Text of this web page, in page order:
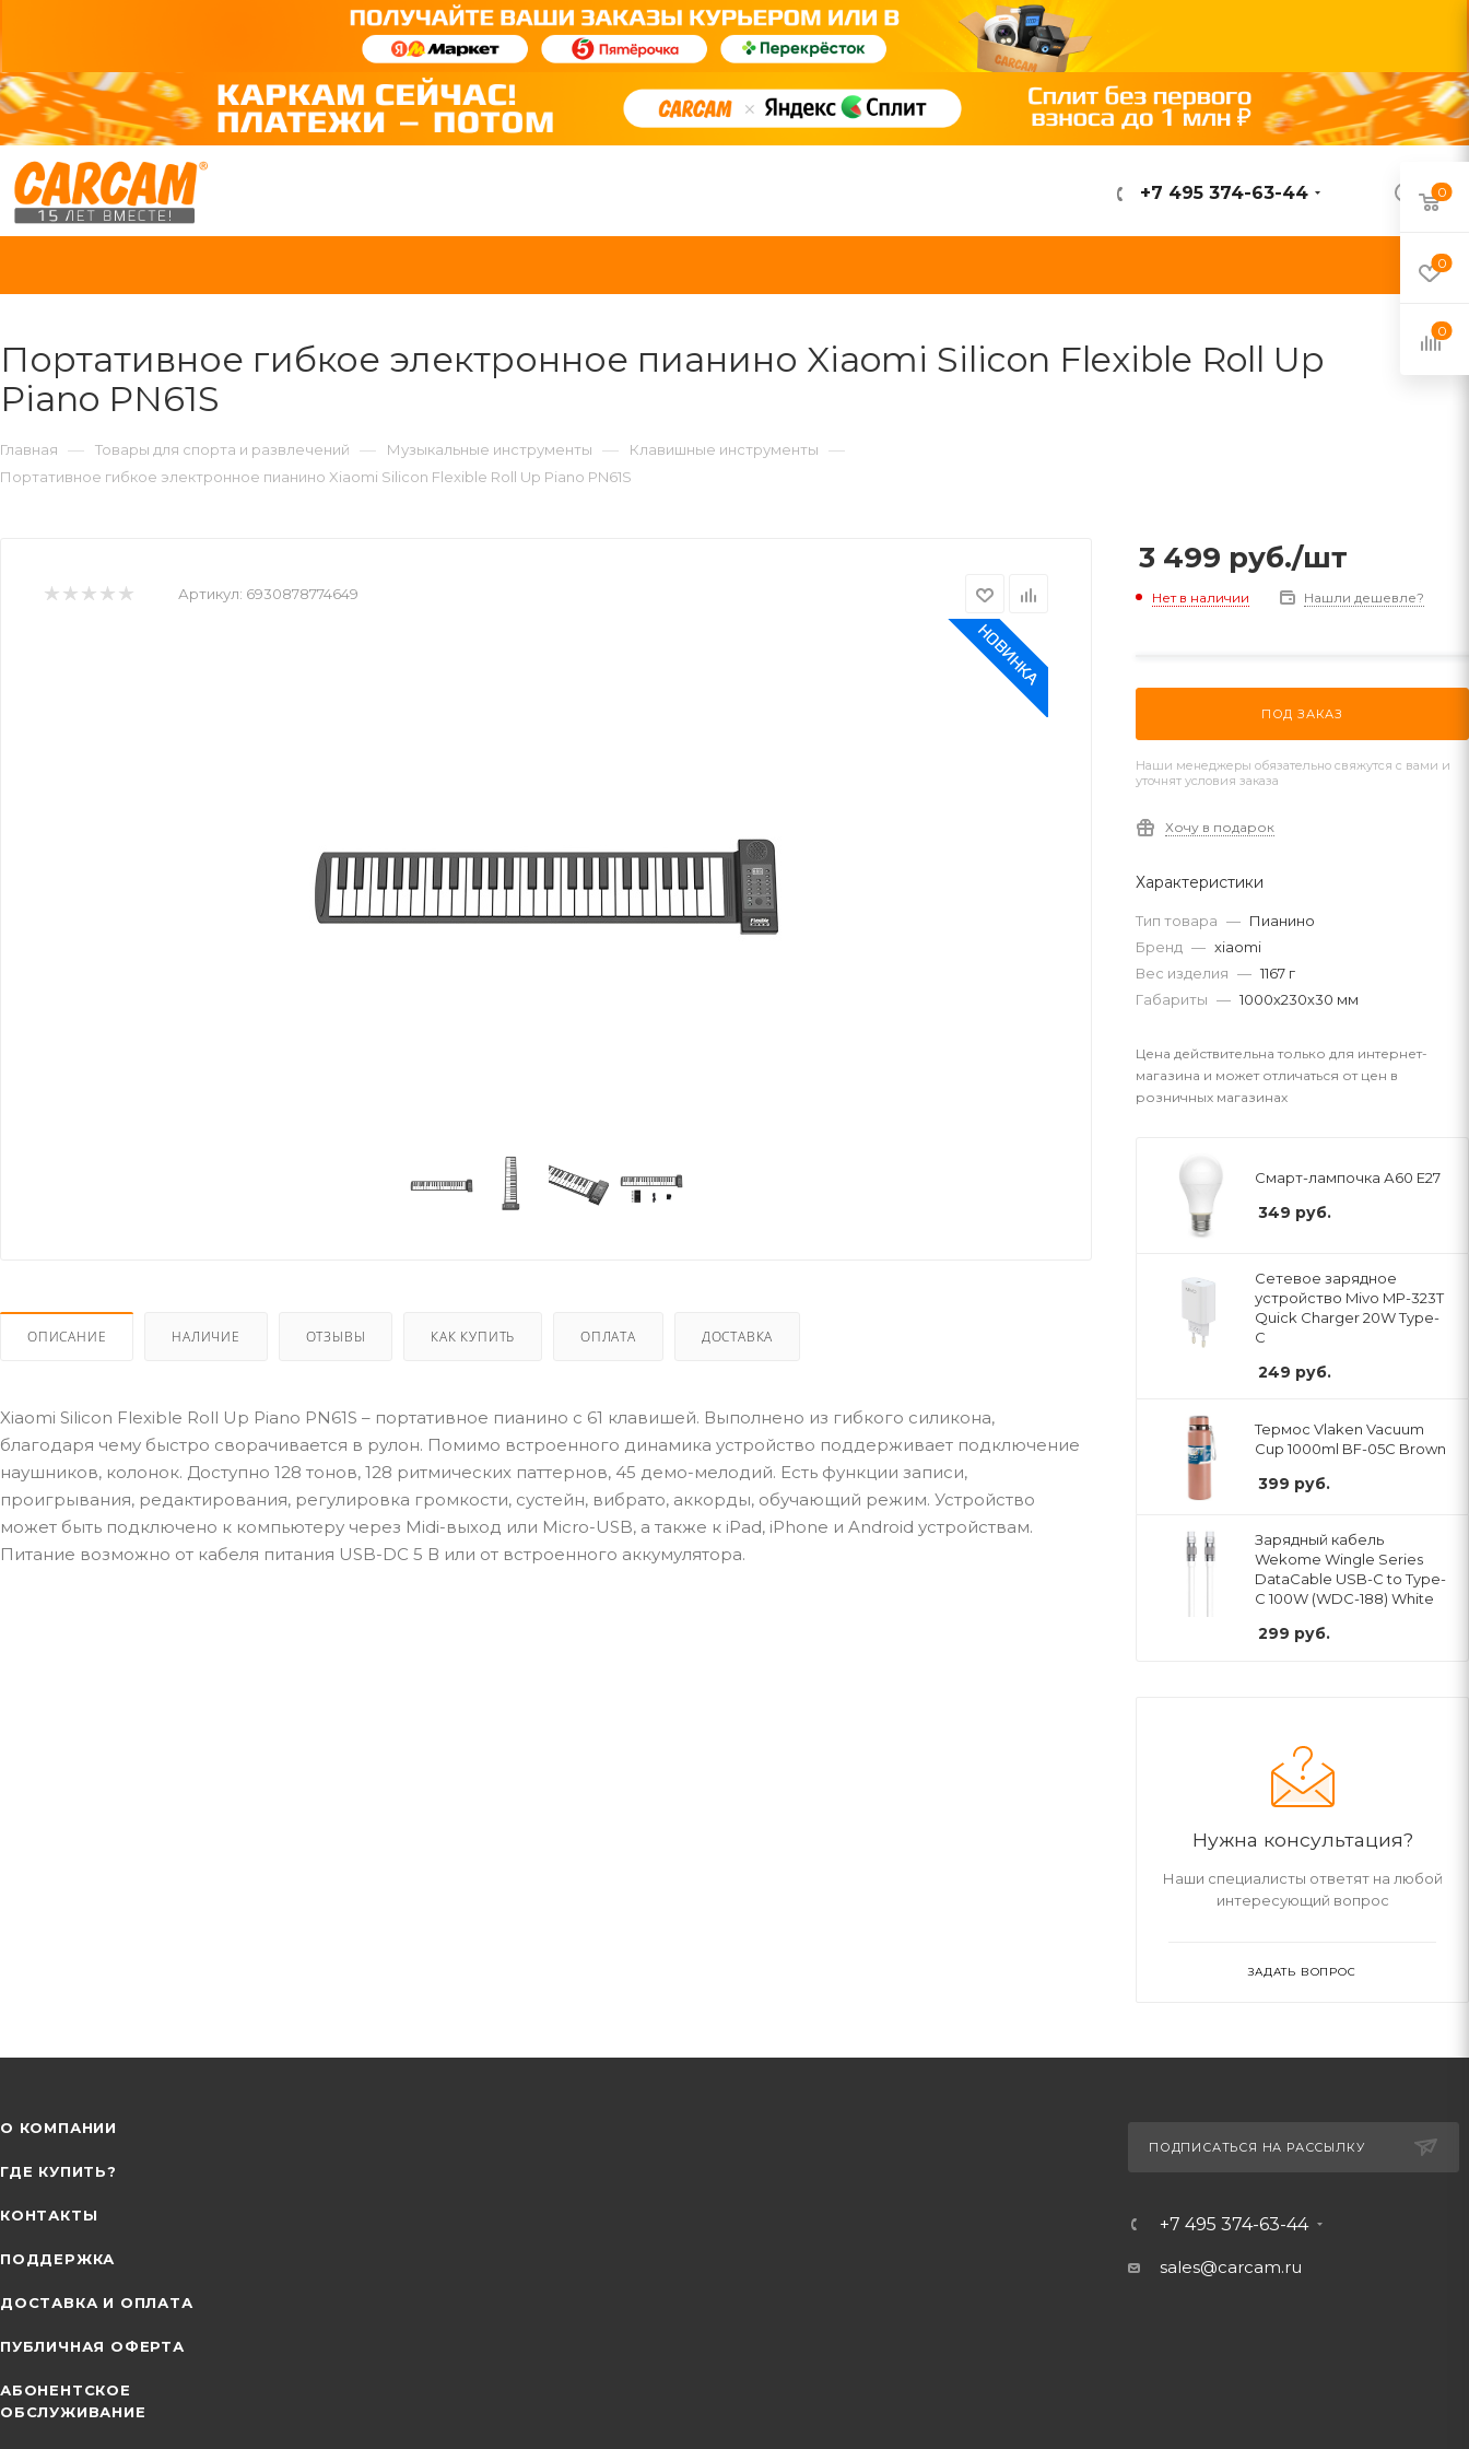
ВОЙТИ
+7 495 374-63-44
Портативное гибкое электронное пианино Xiaomi Silicon Flexible Roll Up
Piano PN61S
Главная — Товары для спорта и развлечений — Музыкальные инструменты — Клавишные инструменты —
Портативное гибкое электронное пианино Xiaomi Silicon Flexible Roll Up Piano PN61S
Артикул: 6930878774649
ОПИСАНИЕ НАЛИЧИЕ ОТЗЫВЫ КАК КУПИТЬ ОПЛАТА ДОСТАВКА
Xiaomi Silicon Flexible Roll Up Piano PN61S – портативное пианино с 61 клавишей. Выполнено из гибкого силикона,
благодаря чему быстро сворачивается в рулон. Помимо встроенного динамика устройство поддерживает подключение
наушников, колонок. Доступно 128 тонов, 128 ритмических паттернов, 45 демо-мелодий. Есть функции записи,
проигрывания, редактирования, регулировка громкости, сустейн, вибрато, аккорды, обучающий режим. Устройство
может быть подключено к компьютеру через Midi-выход или Micro-USB, а также к iPad, iPhone и Android устройствам.
Питание возможно от кабеля питания USB-DC 5 В или от встроенного аккумулятора.
3 499 руб./шт
Нет в наличии Нашли дешевле?
ПОД ЗАКАЗ
Наши менеджеры обязательно свяжутся с вами и
уточнят условия заказа
Хочу в подарок
Характеристики
Тип товара — Пианино
Бренд — xiaomi
Вес изделия — 1167 г
Габариты — 1000х230х30 мм
Цена действительна только для интернет-
магазина и может отличаться от цен в
розничных магазинах
Смарт-лампочка А60 E27
349 руб.
Сетевое зарядное
устройство Mivo MP-323T
Quick Charger 20W Type-
C
249 руб.
Термос Vlaken Vacuum
Cup 1000ml BF-05С Brown
399 руб.
Зарядный кабель
Wekome Wingle Series
DataCable USB-C to Type-
C 100W (WDC-188) White
299 руб.
Нужна консультация?
Наши специалисты ответят на любой
интересующий вопрос
ЗАДАТЬ ВОПРОС
О КОМПАНИИ
ГДЕ КУПИТЬ?
КОНТАКТЫ
ПОДДЕРЖКА
ДОСТАВКА И ОПЛАТА
ПУБЛИЧНАЯ ОФЕРТА
АБОНЕНТСКОЕ
ОБСЛУЖИВАНИЕ
ПОДПИСАТЬСЯ НА РАССЫЛКУ
+7 495 374-63-44
sales@carcam.ru
0
0
0